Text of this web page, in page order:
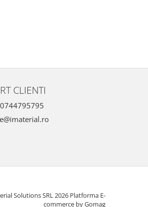
CLIENTI
Solutions SRL 2026 Platforma E-
commerce by Gomag